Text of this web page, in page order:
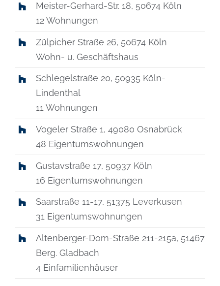
Meister-Gerhard-Str. 18, 50674 Köln
12 Wohnungen
Zülpicher Straße 26, 50674 Köln
Wohn- u. Geschäftshaus
Schlegelstraße 20, 50935 Köln-
Lindenthal
11 Wohnungen
Vogeler Straße 1, 49080 Osnabrück
48 Eigentumswohnungen
Gustavstraße 17, 50937 Köln
16 Eigentumswohnungen
Saarstraße 11-17, 51375 Leverkusen
31 Eigentumswohnungen
Altenberger-Dom-Straße 211-215a, 51467
Berg. Gladbach
4 Einfamilienhäuser